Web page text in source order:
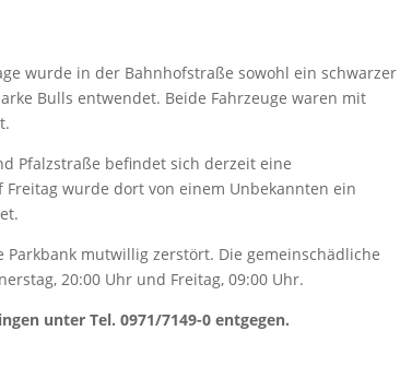
wurde in der Bahnhofstraße sowohl ein schwarzer
Bulls entwendet. Beide Fahrzeuge waren mit
Pfalzstraße befindet sich derzeit eine
wurde dort von einem Unbekannten ein
mutwillig zerstört. Die gemeinschädliche
20:00 Uhr und Freitag, 09:00 Uhr.
unter Tel. 0971/7149-0 entgegen.